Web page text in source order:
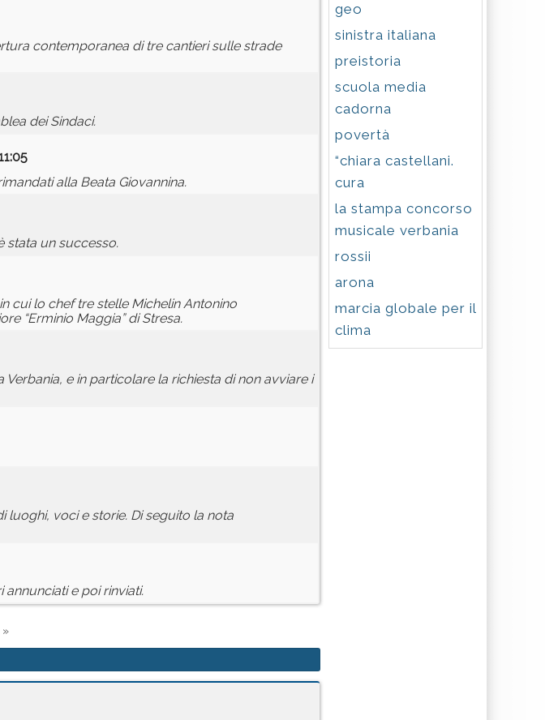
contemporanea di tre cantieri sulle strade
dei Sindaci.
alla Beata Giovannina.
stata un successo.
cui lo chef tre stelle Michelin Antonino
“Erminio Maggia” di Stresa.
e in particolare la richiesta di non avviare i
voci e storie. Di seguito la nota
e poi rinviati.
»
geo
sinistra italiana
preistoria
scuola media
cadorna
povertà
“chiara castellani.
cura
la stampa concorso
musicale verbania
rossii
arona
marcia globale per il
clima